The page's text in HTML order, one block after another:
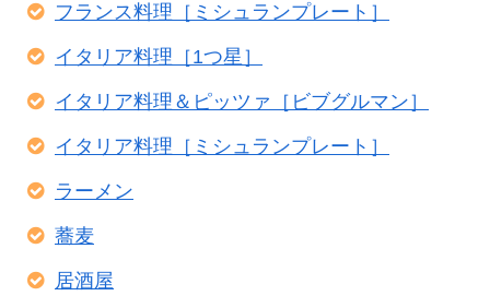
フランス料理［ミシュランプレート］
イタリア料理［1つ星］
イタリア料理＆ピッツァ［ビブグルマン］
イタリア料理［ミシュランプレート］
ラーメン
蕎麦
居酒屋